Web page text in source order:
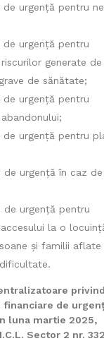
de urgență pentru
de urgență pentru
generate de
de sănătate;
de urgență pentru
de urgență pentru
de urgență în caz de
de urgență pentru
accesului la o
și familii aflate
privind
financiare de
luna martie 2025,
Sector 2 nr.